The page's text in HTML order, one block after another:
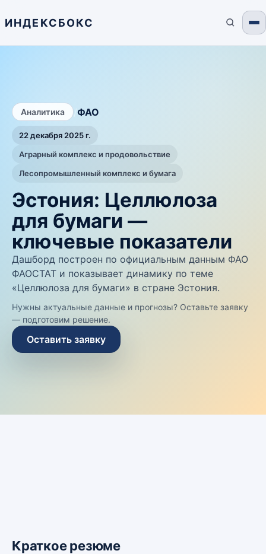
ИНДЕКСБОКС
Аналитика ФАО
22 декабря 2025 г.
Аграрный комплекс и продовольствие
Лесопромышленный комплекс и бумага
Эстония: Целлюлоза
для бумаги —
ключевые показатели
Дашборд построен по официальным данным ФАО
ФАОСТАТ и показывает динамику по теме
«Целлюлоза для бумаги» в стране Эстония.
Нужны актуальные данные и прогнозы? Оставьте заявку
— подготовим решение.
Оставить заявку
Краткое резюме